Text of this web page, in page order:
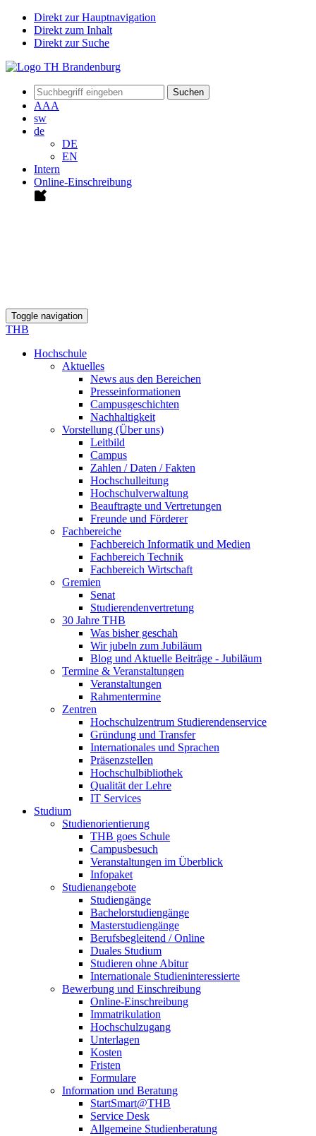
Direkt zur Hauptnavigation
Direkt zum Inhalt
Direkt zur Suche
Suchen
AAA
sw
de
DE
EN
Intern
Online-Einschreibung
Toggle navigation
THB
Hochschule
Aktuelles
News aus den Bereichen
Presseinformationen
Campusgeschichten
Nachhaltigkeit
Vorstellung (Über uns)
Leitbild
Campus
Zahlen / Daten / Fakten
Hochschulleitung
Hochschulverwaltung
Beauftragte und Vertretungen
Freunde und Förderer
Fachbereiche
Fachbereich Informatik und Medien
Fachbereich Technik
Fachbereich Wirtschaft
Gremien
Senat
Studierendenvertretung
30 Jahre THB
Was bisher geschah
Wir jubeln zum Jubiläum
Blog und Aktuelle Beiträge - Jubiläum
Termine & Veranstaltungen
Veranstaltungen
Rahmentermine
Zentren
Hochschulzentrum Studierendenservice
Gründung und Transfer
Internationales und Sprachen
Präsenzstellen
Hochschulbibliothek
Qualität der Lehre
IT Services
Studium
Studienorientierung
THB goes Schule
Campusbesuch
Veranstaltungen im Überblick
Infopaket
Studienangebote
Studiengänge
Bachelorstudiengänge
Masterstudiengänge
Berufsbegleitend / Online
Duales Studium
Studieren ohne Abitur
Internationale Studieninteressierte
Bewerbung und Einschreibung
Online-Einschreibung
Immatrikulation
Hochschulzugang
Unterlagen
Kosten
Fristen
Formulare
Information und Beratung
StartSmart@THB
Service Desk
Allgemeine Studienberatung